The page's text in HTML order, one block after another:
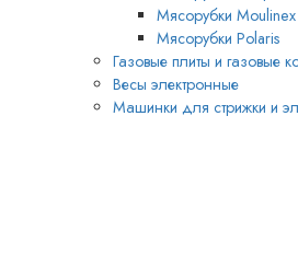
Мясорубки Moulinex
Мясорубки Polaris
Газовые плиты и газовые
Весы электронные
Машинки для стрижки и